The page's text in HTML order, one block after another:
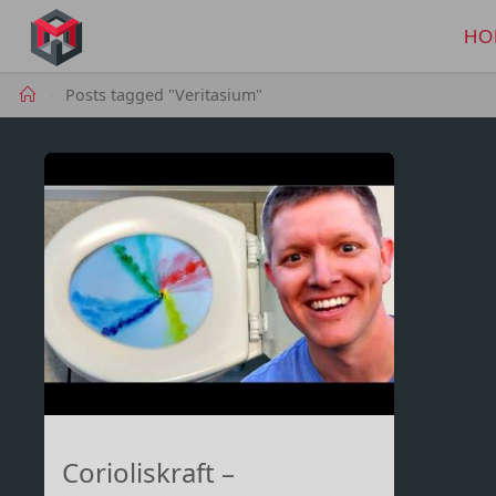
content
HomePosts tagged "Veritasium"
Corioliskraft –